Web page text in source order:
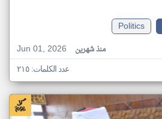
Politics
Jun 01, 2026
منذ شهرين
عدد الكلمات: ٢١٥